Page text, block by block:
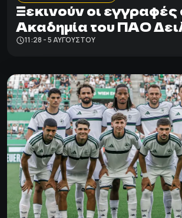
Ξεκινούν οι εγγραφές
Ακαδημία του ΠΑΟ
11:28 - 5 ΑΥΓΟΎΣΤΟΥ